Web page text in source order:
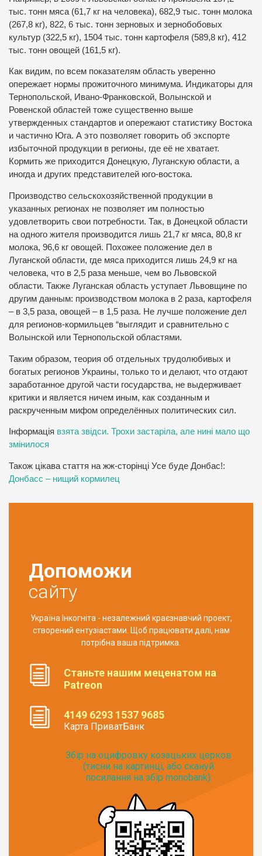
тыс. тонн мяса (61,7 кг на человека), 682,9 тыс. тонн молока
(267,8 кг), 822, 6 тыс. тонн зерновых и зернобобовых
культур (322,5 кг), 1504 тыс. тонн картофеля (589,8 кг), 412
тыс. тонн овощей (161,5 кг).
Как видим, по всем показателям область уверенно
опережает нормы прожиточного минимума. Индикаторы для
Тернопольской, Ивано-Франковской, Волынской и
Ровенской областей тоже существенно выше
утвержденных стандартов и опережают статистику Востока
и частично Юга. А это позволяет говорить об экспорте
избыточной продукции в регионы, где её не хватает.
Кормить же приходится Донецкую, Луганскую области, а
иногда и других представителей юго-востока.
Производство сельскохозяйственной продукции в
указанных регионах не позволяет им полностью
удовлетворить свои потребности. Так, в Донецкой области
на одного жителя производится лишь 21,7 кг мяса, 80,8 кг
молока, 96,6 кг овощей. Похожее положение дел в
Луганской области, где мяса приходится лишь 24,9 кг на
человека, что в 2,5 раза меньше, чем во Львовской
области. Также Луганская область уступает Львовщине по
другим данным: производством молока в 2 раза, картофеля
– в 3,5 раза, овощей – в 1,5 раза. Не лучше положение дел
для регионов-кормильцев “выглядит и сравнительно с
Волынской или Тернопольской областями.
Таким образом, теория об отдельных трудолюбивых и
богатых регионов Украины, только то и делают, что отдают
заработанное другой части государства, не выдерживает
критики и является ничем иным, как созданным и
раскрученным мифом определённых политических сил.
Інформація взята звідси. Трохи застаріла, але нині мало що
змінилося
Також цікава стаття на жж-сторінці Усе буде Донбас!:
Донбасс – нищий кормилец
Допоможи
сайту
Україна Інкогніта - незалежний краєзнавчий проект,
створений ентузіастами. Щоб працювати далі, нам
потрібна ваша підтримка.
Станьте нашим меценатом на
Patreon
4149 6293 1537 9685
Карта ПриватБанк
Збір на оцифровку козацьких церков
(тисни на картинці, або скануй
посилання на збір monobank):